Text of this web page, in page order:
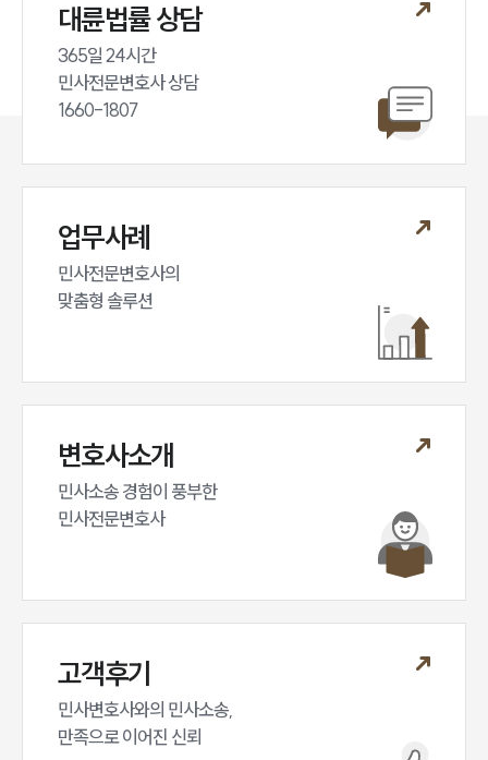
대륜법률 상담
365일 24시간
민사전문변호사 상담
1660-1807
업무사례
민사전문변호사의
맞춤형 솔루션
변호사소개
민사소송 경험이 풍부한
민사전문변호사
고객후기
민사변호사와의 민사소송,
만족으로 이어진 신뢰